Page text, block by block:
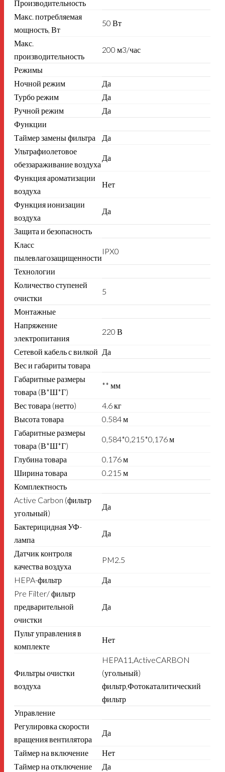
Производительность
Макс. потребляемая
мощность, Вт
50 Вт
Макс.
производительность
200 м3/час
Режимы
Ночной режим
Да
Турбо режим
Да
Ручной режим
Да
Функции
Таймер замены фильтра
Да
Ультрафиолетовое
обеззараживание воздуха
Да
Функция ароматизации
воздуха
Нет
Функция ионизации
воздуха
Да
Защита и безопасность
Класс
пылевлагозащищенности
IPX0
Технологии
Количество ступеней
очистки
5
Монтажные
Напряжение
электропитания
220 В
Сетевой кабель с вилкой Да
Вес и габариты товара
Габаритные размеры
товара (В*Ш*Г)
** мм
Вес товара (нетто)
4.6 кг
Высота товара
0.584 м
Габаритные размеры
товара (В*Ш*Г)
0,584*0,215*0,176 м
Глубина товара
0.176 м
Ширина товара
0.215 м
Комплектность
Active Carbon (фильтр
угольный)
Да
Бактерицидная УФ-
лампа
Да
Датчик контроля
качества воздуха
PM2.5
HEPA-фильтр
Да
Pre Filter/ фильтр
предварительной
очистки
Да
Пульт управления в
комплекте
Нет
Фильтры очистки
воздуха
HEPA11,ActiveCARBON
(угольный)
фильтр,Фотокаталитический
фильтр
Управление
Регулировка скорости
вращения вентилятора
Да
Таймер на включение
Нет
Таймер на отключение
Да